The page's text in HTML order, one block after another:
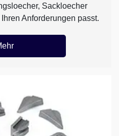
Sackloecher
Anforderungen passt.